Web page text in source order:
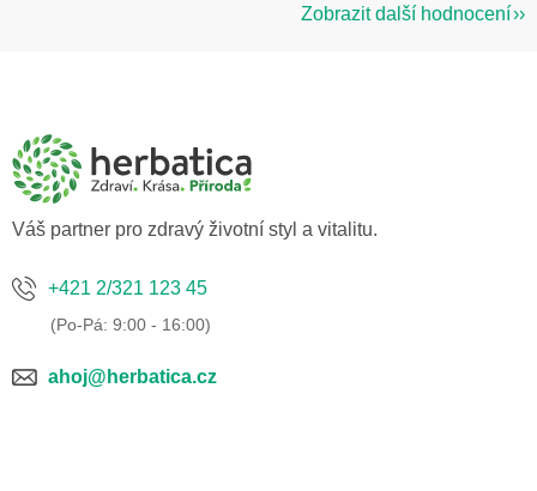
Zobrazit další hodnocení
a
Váš partner pro zdravý životní styl a vitalitu.
+421 2/321 123 45
ahoj@herbatica.cz